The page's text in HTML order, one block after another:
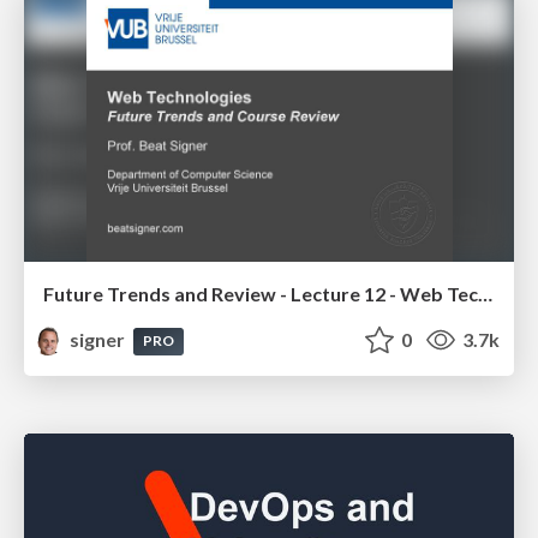
Future Trends and Review - Lecture 12 - Web Technologies (1019888BNR)
signer
PRO 0 3.7k